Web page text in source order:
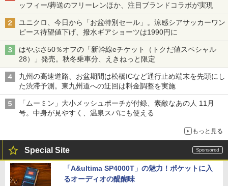
ッフィー/葬送のフリーレンほか、注目ブランドコラボが実現
ユニクロ、今日から「お盆特別セール」。涼感シアサッカーワン
ピース待望値下げ、撥水ギアショーツは1990円に
はやぶさ50％オフの「新幹線eチケット（トクだ値スペシャル
28）」発売。秋冬乗車分、えきねっと限定
九州の高速道路、お盆期間は松橋ICなど通行止め端末を先頭にし
た渋滞予測。東九州道への迂回は料金調整を実施
「ムーミン」大小メッシュポーチが付録、素敵なあの人 11月
号。中身が見やすく、温泉スパにも使える
もっと見る
Special Site
「A&ultima SP4000T」の魅力！ポケットに入
るオーディオの醍醐味